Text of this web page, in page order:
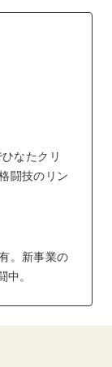
なたクリ
闘技のリン
。新事業の
。